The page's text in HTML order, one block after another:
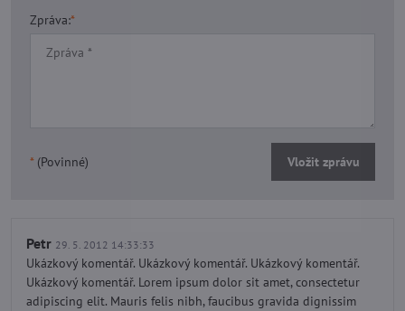
Zpráva:*
*(Povinné) Vložit zprávu
Petr 29. 5. 2012 14:33:33
Ukázkový komentář. Ukázkový komentář. Ukázkový komentář.
Ukázkový komentář. Lorem ipsum dolor sit amet, consectetur
adipiscing elit. Mauris felis nibh, faucibus gravida dignissim